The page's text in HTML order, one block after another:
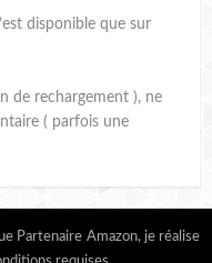
disponible que sur
de rechargement ), ne
( parfois une
Partenaire Amazon, je réalise